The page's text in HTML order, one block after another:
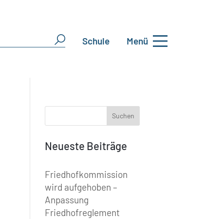
Schule Menü
Neueste Beiträge
Friedhofkommission
wird aufgehoben –
Anpassung
Friedhofreglement